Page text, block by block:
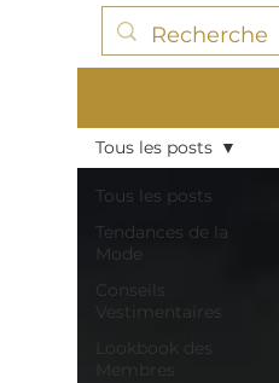
Tous les posts
Tendances de la
Mode
Conseils
Vestimentaires
Lookbook des
Membres
Tous les posts